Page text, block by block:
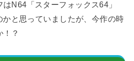
N64「スターフォックス64」
と思っていましたが、今作の時
？